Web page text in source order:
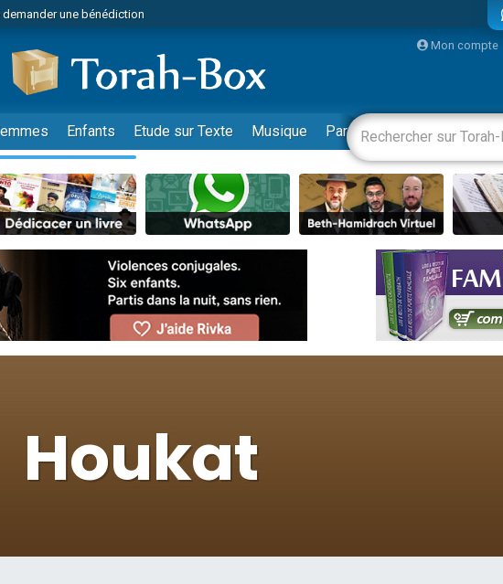
une bénédiction
dans Torah-Box Music
de faire un don pour Sauvez la jambe de Yohan
rejoindre sur WhatsApp
rejoindre sur WhatsApp
rejoindre sur WhatsApp
Torah-Box Music
faire un don pour Tsédaka : pauvres d'Israel
faire un don pour Diane, 80 ans, dans un appartement insalubre
de grandeur n°104 : Le Chabbath et le Birkat Hamazone à travers le temps
demander une bénédiction
étudier en groupe sur Zoom
faire un don pour Reloger Rivka, 6 enfants, victime de violences...
demander une bénédiction
Mon compte
Enfants Etude sur Texte Musique Paracha Divertissements